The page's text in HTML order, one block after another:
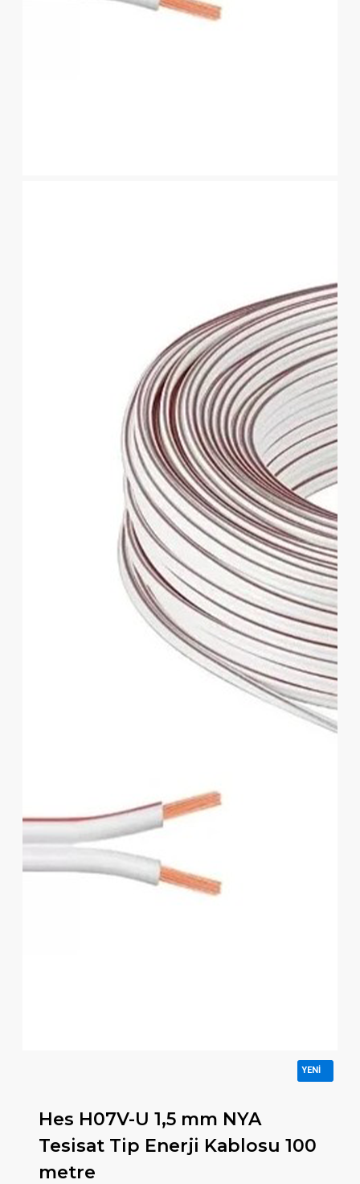
YENI
Hes H07V-U 1,5 mm NYA
Tesisat Tip Enerji Kablosu 100
metre